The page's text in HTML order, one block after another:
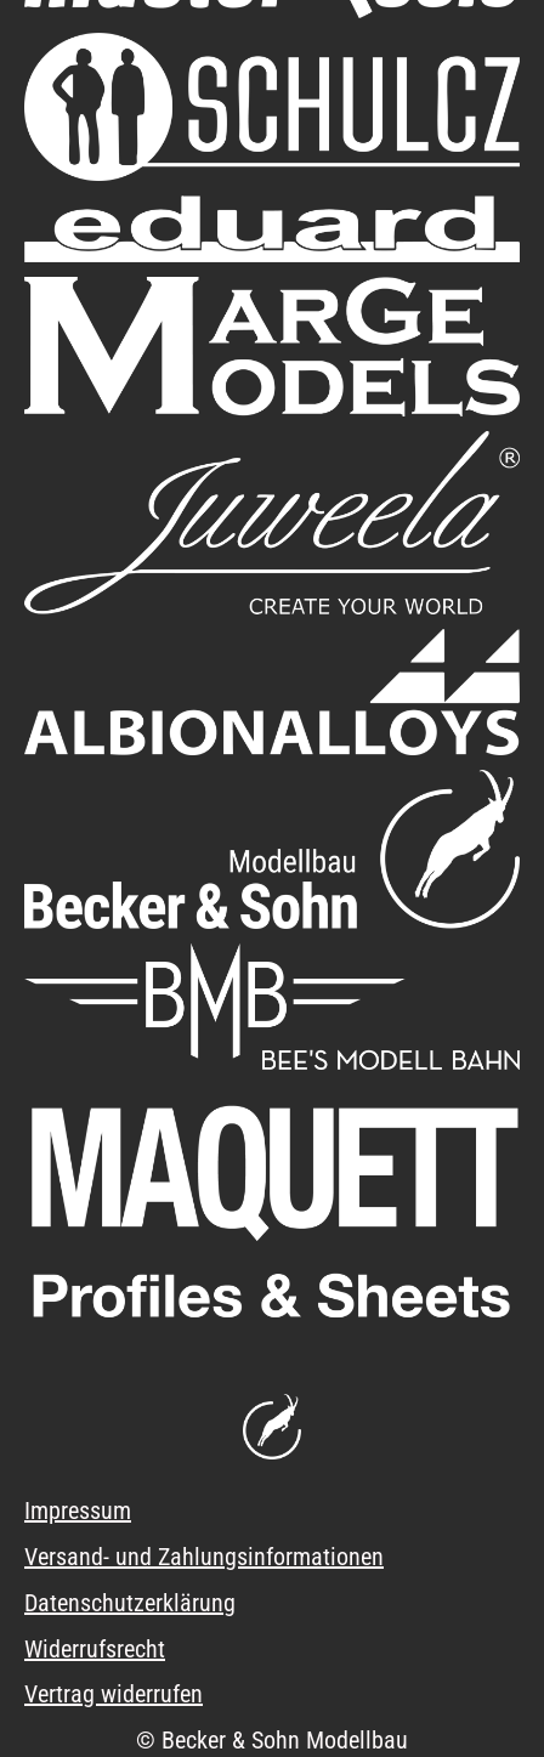
Impressum
Versand- und Zahlungsinformationen
Datenschutzerklärung
Widerrufsrecht
Vertrag widerrufen
© Becker & Sohn Modellbau